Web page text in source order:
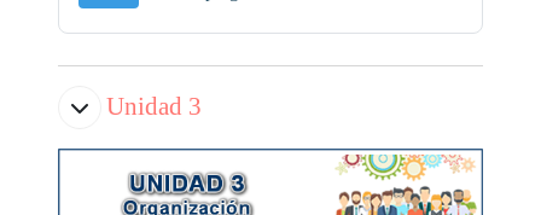
Unidad 3